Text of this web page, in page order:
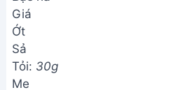
Giá
Ớt
Sả
Tỏi: 30g
Me